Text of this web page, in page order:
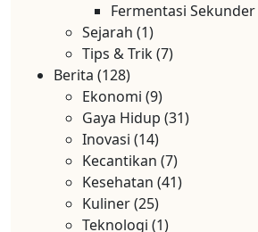
Fermentasi Sekunder
Sejarah (1)
Tips & Trik(7)
Berita (128)
Ekonomi (9)
Gaya Hidup (31)
Inovasi (14)
Kecantikan (7)
Kesehatan (41)
Kuliner(25)
Teknologi (1)